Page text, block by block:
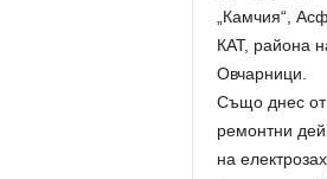
„Камчия“,
КАТ, района
Овчарници.
Също днес от
ремонтни
на